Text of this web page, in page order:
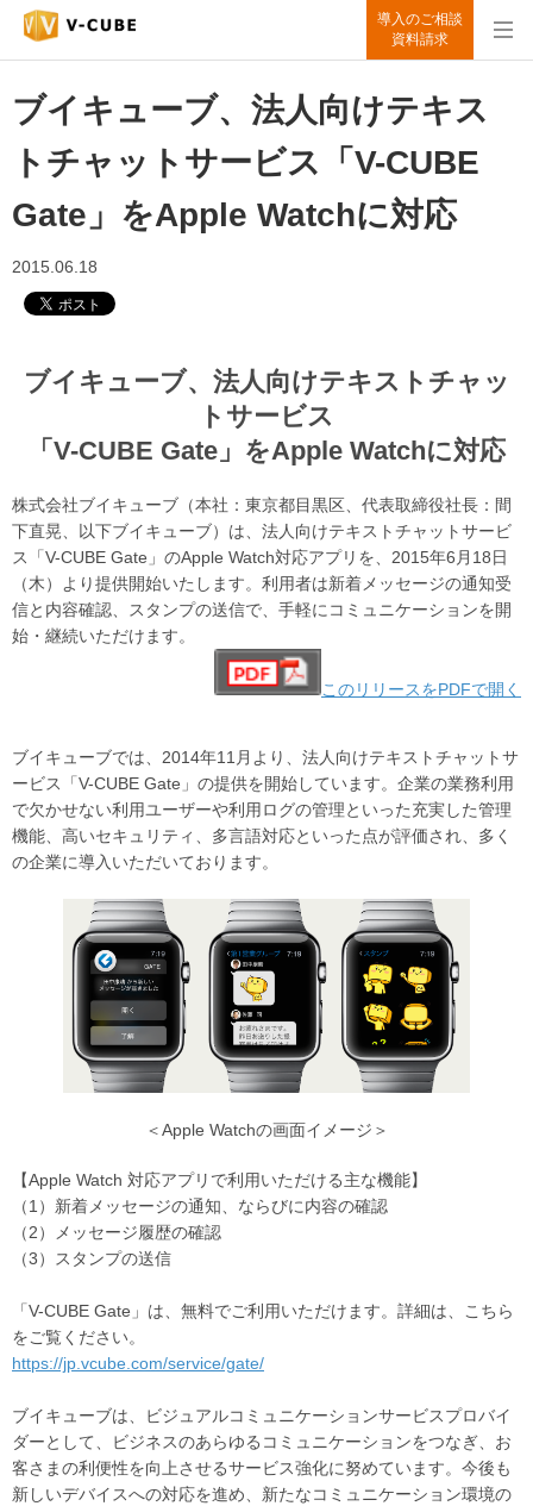
導入のご相談
資料請求
ブイキューブ、法人向けテキス
トチャットサービス「V-CUBE
Gate」をApple Watchに対応
2015.06.18
ブイキューブ、法人向けテキストチャッ
トサービス
「V-CUBE Gate」をApple Watchに対応
株式会社ブイキューブ（本社：東京都目黒区、代表取締役社長：間
下直晃、以下ブイキューブ）は、法人向けテキストチャットサービ
ス「V-CUBE Gate」のApple Watch対応アプリを、2015年6月18日
（木）より提供開始いたします。利用者は新着メッセージの通知受
信と内容確認、スタンプの送信で、手軽にコミュニケーションを開
始・継続いただけます。
このリリースをPDFで開く
ブイキューブでは、2014年11月より、法人向けテキストチャットサ
ービス「V-CUBE Gate」の提供を開始しています。企業の業務利用
で欠かせない利用ユーザーや利用ログの管理といった充実した管理
機能、高いセキュリティ、多言語対応といった点が評価され、多く
の企業に導入いただいております。
＜Apple Watchの画面イメージ＞
【Apple Watch 対応アプリで利用いただける主な機能】
（1）新着メッセージの通知、ならびに内容の確認
（2）メッセージ履歴の確認
（3）スタンプの送信
「V-CUBE Gate」は、無料でご利用いただけます。詳細は、こちら
をご覧ください。
https://jp.vcube.com/service/gate/
ブイキューブは、ビジュアルコミュニケーションサービスプロバイ
ダーとして、ビジネスのあらゆるコミュニケーションをつなぎ、お
客さまの利便性を向上させるサービス強化に努めています。今後も
新しいデバイスへの対応を進め、新たなコミュニケーション環境の